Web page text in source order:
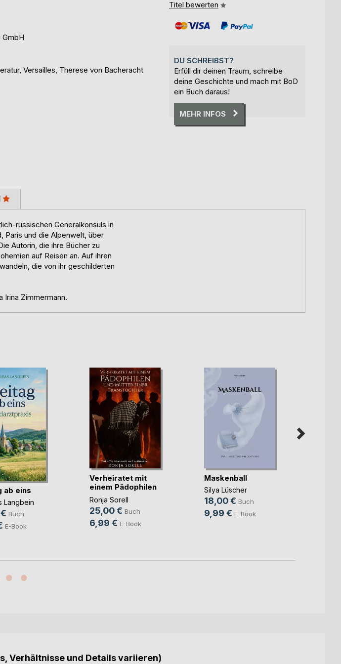
GmbH
Versailles, Therese von Bacheracht
Titel bewerten
DU SCHREIBST?
Erfüll dir deinen Traum, schreibe
deine Geschichte und mach mit BoD
ein Buch daraus!
MEHR INFOS
russischen Generalkonsuls in
Paris und die Alpenwelt, über
Autorin, die ihre Bücher zu
auf Reisen an. Auf ihren
die von ihr geschilderten
Irina Zimmermann.
ab eins
Langbein
Buch
E-Book
Verheiratet mit
einem Pädophilen
u(...)
Ronja Sorell
25,00 € Buch
6,99 € E-Book
Maskenball
Silya Lüscher
18,00 € Buch
9,99 € E-Book
Verhältnisse und Details variieren)